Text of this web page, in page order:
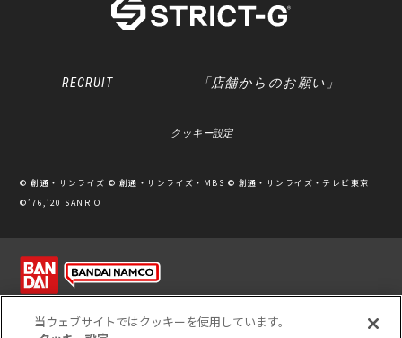
RECRUIT 「店舗からのお願い」
クッキー設定
© 創通・サンライズ © 創通・サンライズ・MBS © 創通・サンライズ・テレビ東京
©’76,’20 SANRIO
当ウェブサイトではクッキーを使用しています。